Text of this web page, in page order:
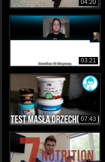
04:20
03:21
07:43